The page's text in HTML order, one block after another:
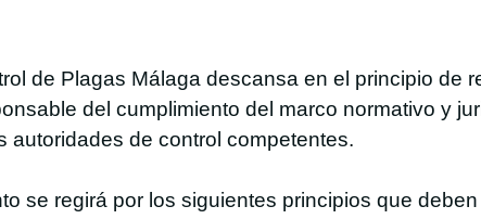
de Plagas Málaga descansa en el principio de
del cumplimiento del marco normativo y
autoridades de control competentes.
se regirá por los siguientes principios que